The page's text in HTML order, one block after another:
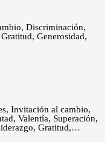
Discriminación,
Generosidad,
Invitación al cambio,
Valentía, Superación,
Gratitud,